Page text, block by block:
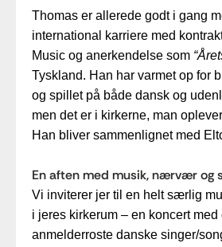
Thomas er allerede godt i gang
international karriere med
Music og anerkendelse som
Tyskland. Han har varmet op for
og spillet på både dansk og
men det er i kirkerne, man
Han bliver sammenlignet med
En aften med musik, nærvær og
Vi inviterer jer til en helt særlig
i jeres kirkerum – en koncert med
anmelderroste danske singer/